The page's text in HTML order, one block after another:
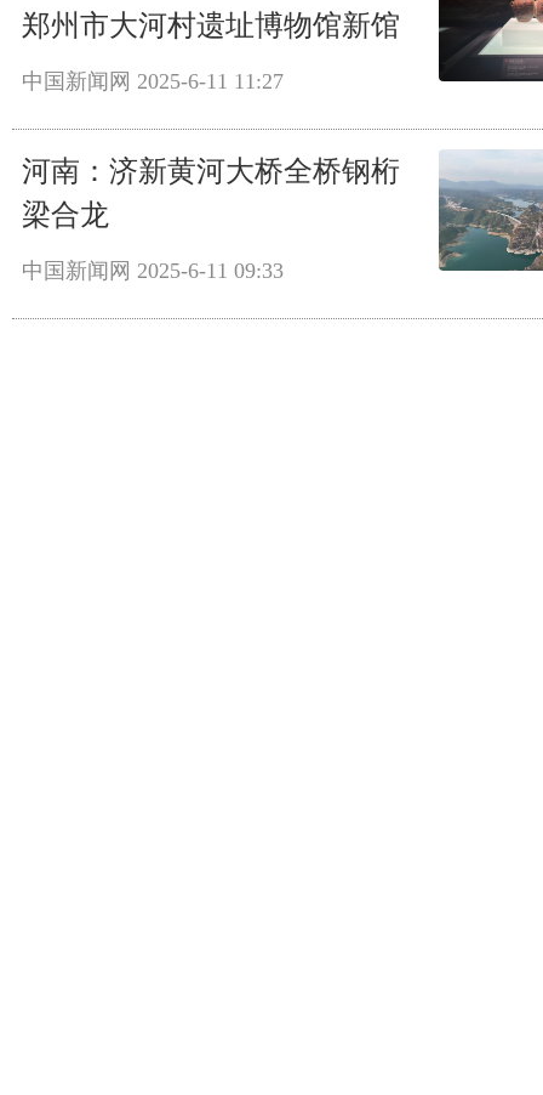
郑州市大河村遗址博物馆新馆
中国新闻网 2025-6-11 11:27
河南：济新黄河大桥全桥钢桁
梁合龙
中国新闻网 2025-6-11 09:33